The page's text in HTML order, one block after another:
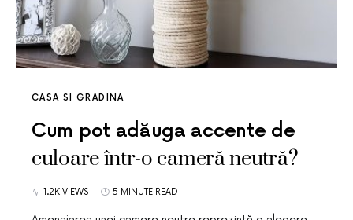
CASA SI GRADINA
Cum pot adăuga accente de
culoare într-o cameră neutră?
1.2K VIEWS 5 MINUTE READ